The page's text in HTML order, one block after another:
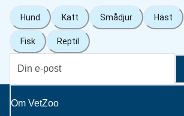
Hund Katt Smådjur Häst
Fisk Reptil
Om VetZoo